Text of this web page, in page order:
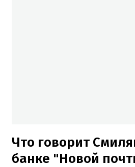
Что говорит
банке "Новой